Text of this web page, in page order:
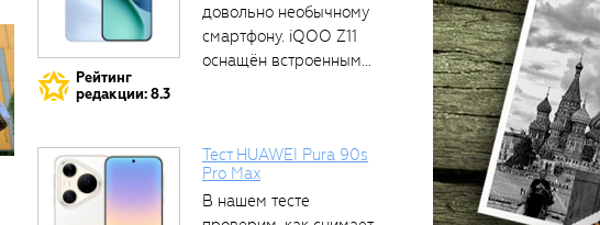
Рейтинг
редакции: 8.3
довольно необычному
смартфону. iQOO Z11
оснащён встроенным
Тест HUAWEI Pura 90s
Pro Max
В нашем тесте